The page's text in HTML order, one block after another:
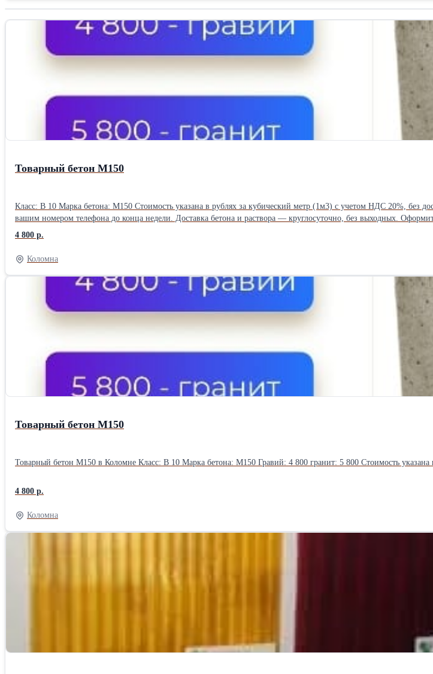
Товарный бетон М150
Класс: В 10 Марка бетона: М150 Стоимость указана в рублях за кубический метр (1м3) с учетом НДС 20%, без доставки и ПМД Воспользуйтесь выгодным предложением: скидка 7% будет зафиксирована за
вашим номером телефона до конца недели. Доставка бетона и раствора — круглосуточно, без выходных.
4 800 р.
Коломна
Товарный бетон М150
Товарный бетон М150 в Коломне
4 800 р.
Коломна